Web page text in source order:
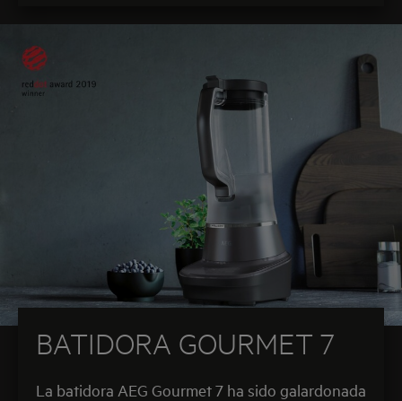
BATIDORA GOURMET 7
La batidora AEG Gourmet 7 ha sido galardonada